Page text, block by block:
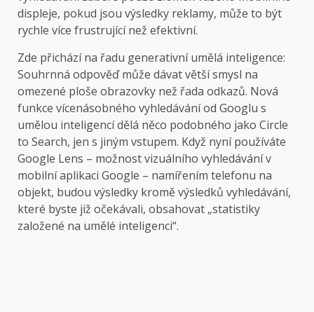
displeje, pokud jsou výsledky reklamy, může to být
rychle více frustrující než efektivní.
Zde přichází na řadu generativní umělá inteligence:
Souhrnná odpověď může dávat větší smysl na
omezené ploše obrazovky než řada odkazů. Nová
funkce vícenásobného vyhledávání od Googlu s
umělou inteligencí dělá něco podobného jako Circle
to Search, jen s jiným vstupem. Když nyní používáte
Google Lens – možnost vizuálního vyhledávání v
mobilní aplikaci Google – namířením telefonu na
objekt, budou výsledky kromě výsledků vyhledávání,
které byste již očekávali, obsahovat „statistiky
založené na umělé inteligenci“.